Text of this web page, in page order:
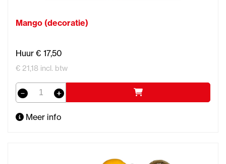
Mango (decoratie)
Huur € 17,50
€ 21,18 incl. btw
Meer info